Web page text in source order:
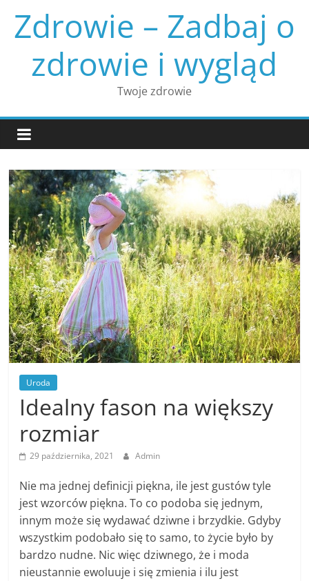
content
Zdrowie – Zadbaj o
zdrowie i wygląd
Twoje zdrowie
Uroda
Idealny fason na większy
rozmiar
29 października, 2021 Admin
Nie ma jednej definicji piękna, ile jest gustów tyle
jest wzorców piękna. To co podoba się jednym,
innym może się wydawać dziwne i brzydkie. Gdyby
wszystkim podobało się to samo, to życie było by
bardzo nudne. Nic więc dziwnego, że i moda
nieustannie ewoluuje i się zmienia i ilu jest